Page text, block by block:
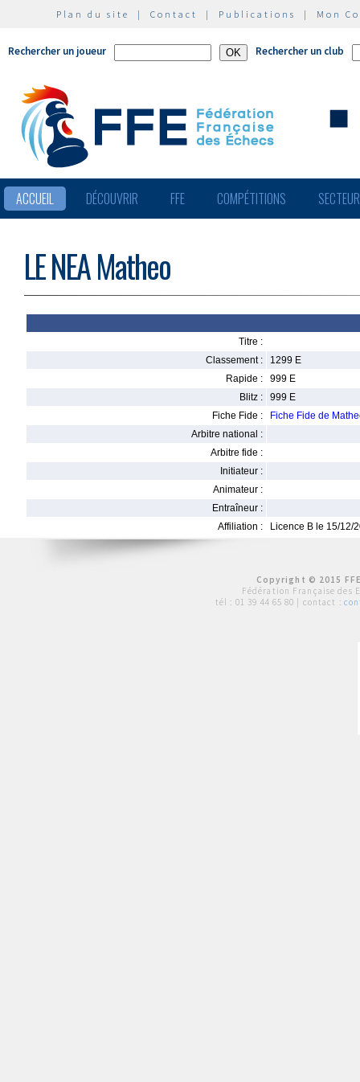
Plan du site | Contact | Publications | Mon
Rechercher un joueur Rechercher un club
ACCUEIL DÉCOUVRIR FFE COMPÉTITIONS
LE NEA Matheo
Titre :
Classement :
1299 E
Rapide :
999 E
Blitz :
999 E
Fiche Fide :
Fiche Fide de
Arbitre national :
Arbitre fide :
Initiateur :
Animateur :
Entraîneur :
Affiliation :
Licence B le 15/12/
Copyright © 2015
Fédération Française des
tél : 01 39 44 65 80 | contact :